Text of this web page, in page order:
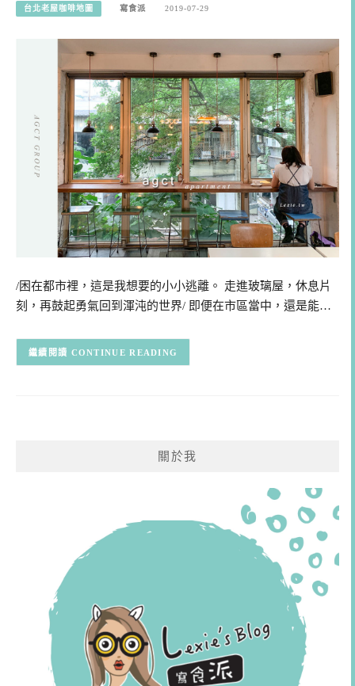
台北老屋咖啡地圖 寫食派 2019-07-29
/困在都市裡，這是我想要的小小逃離。 走進玻璃屋，休息片
刻，再鼓起勇氣回到渾沌的世界/ 即便在市區當中，還是能…
CONTINUE READING
關於我